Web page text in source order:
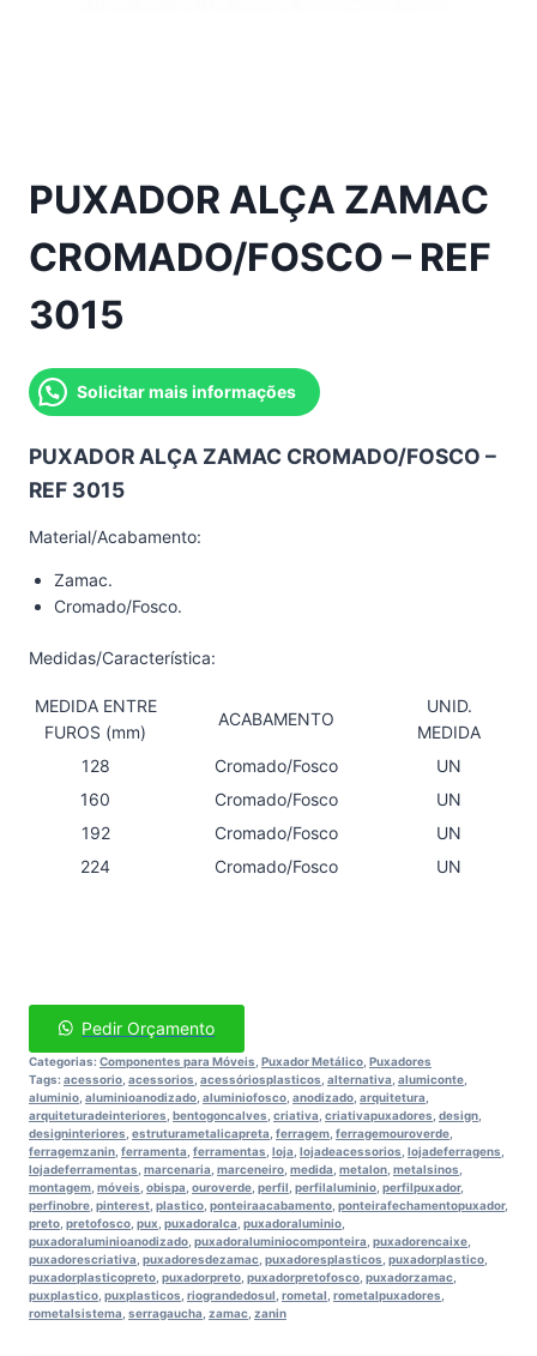
PUXADOR ALÇA ZAMAC
CROMADO/FOSCO – REF
3015
Solicitar mais informações
PUXADOR ALÇA ZAMAC CROMADO/FOSCO –
REF 3015
Material/Acabamento:
Zamac.
Cromado/Fosco.
Medidas/Característica:
MEDIDA ENTRE
FUROS (mm)
ACABAMENTO
UNID.
MEDIDA
128
Cromado/Fosco
UN
160
Cromado/Fosco
UN
192
Cromado/Fosco
UN
224
Cromado/Fosco UN
Pedir Orçamento
Categorias:Componentes para Móveis Puxador Metálico Puxadores
Tags:acessorio acessorios acessóriosplasticos alternativa alumiconte
aluminio aluminioanodizado aluminiofosco anodizado arquitetura
arquiteturadeinteriores bentogoncalves criativa criativapuxadores design
designinteriores estruturametalicapreta ferragem ferragemouroverde
ferragemzanin ferramenta ferramentas loja lojadeacessorios lojadeferragens
lojadeferramentas marcenaria marceneiro medida metalon metalsinos
montagem móveis obispa ouroverde perfil perfilaluminio perfilpuxador,
perfinobre pinterest plastico ponteiraacabamento ponteirafechamentopuxador,
preto pretofosco pux puxadoralca puxadoraluminio
puxadoraluminioanodizado puxadoraluminiocomponteira puxadorencaixe
puxadorescriativa puxadoresdezamac puxadoresplasticos puxadorplastico
puxadorplasticopreto puxadorpreto puxadorpretofosco puxadorzamac
puxplastico puxplasticos riograndedosul rometal rometalpuxadores
rometalsistema serragaucha zamac zanin